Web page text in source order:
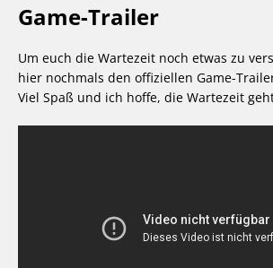
Game-Trailer
Um euch die Wartezeit noch etwas zu
hier nochmals den offiziellen Game-
Viel Spaß und ich hoffe, die Wartezeit